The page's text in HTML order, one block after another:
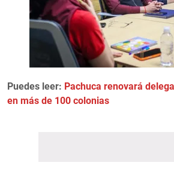
Puedes leer: Pachuca renovará
en más de 100 colonias